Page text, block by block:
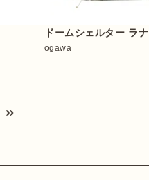
ドームシェルター ラナ
ogawa